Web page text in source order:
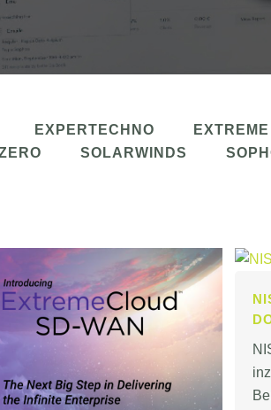
IT
EXPERTECHNO
SOLARWINDS